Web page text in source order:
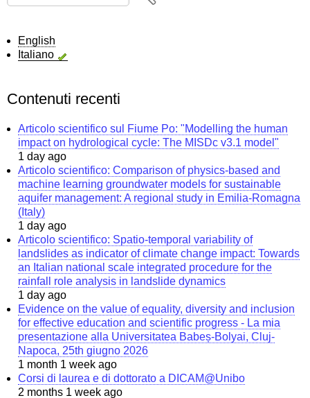
English
Italiano
Contenuti recenti
Articolo scientifico sul Fiume Po: "Modelling the human
impact on hydrological cycle: The MISDc v3.1 model"
1 day ago
Articolo scientifico: Comparison of physics-based and
machine learning groundwater models for sustainable
aquifer management: A regional study in Emilia-Romagna
(Italy)
1 day ago
Articolo scientifico: Spatio-temporal variability of
landslides as indicator of climate change impact: Towards
an Italian national scale integrated procedure for the
rainfall role analysis in landslide dynamics
1 day ago
Evidence on the value of equality, diversity and inclusion
for effective education and scientific progress - La mia
presentazione alla Universitatea Babeș-Bolyai, Cluj-
Napoca, 25th giugno 2026
1 month 1 week ago
Corsi di laurea e di dottorato a DICAM@Unibo
2 months 1 week ago